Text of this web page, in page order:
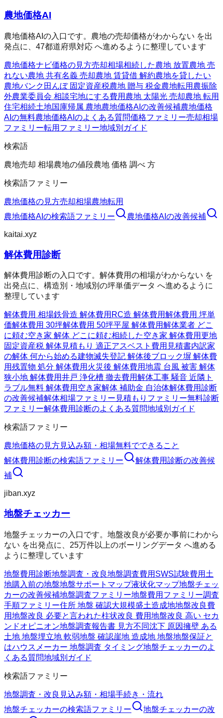
農地価格AI
農地価格AIの入口です。農地の売却価格がわからない を出
発点に、47都道府県対応 へ進めるように整理しています
農地価格ナビ価格の見方売却相場相続した農地 放置農地 売
れない農地 共有名義 売却農地 賃貸借 解約農地を貸したい
農地バンク 田んぼ 固定資産税農地 贈与 税金農地転用 農振除
外農業委員会 相談宅地にする費用 農地 太陽光 売却農地 転用
住宅相続土地国庫帰属 農地農地価格AIの改善候補農地価格
AIの無料農地価格AIのよくある質問価格ファミリー売却相場
ファミリー転用ファミリー地域別ガイド
検索語
農地売却 相場農地の値段農地 価格 調べ 方
検索語ファミリー
農地価格の見方売却相場農地転用
農地価格AI の検索語ファミリー 農地価格AI の改善候補
kaitai.xyz
解体費用診断
解体費用診断の入口です。解体費用の相場がわからない を
出発点に、構造別・地域別の坪単価データ へ進めるように
整理しています
解体費用 相場鉄骨造 解体費用 RC造 解体費用解体費用 坪単
価解体費用 30坪解体費用 50坪平屋 解体費用解体業者 どこ
に頼む空き家 解体 どこに頼む相続した空き家 解体費用更地
固定資産税 解体見積もり 適正アスベスト費用 見積書内訳家
の解体 何から始める建物滅失登記 解体後ブロック塀 解体費
用残置物 処分 解体費用 火災後 解体費用地震 台風 被害 解体
狭小地 解体費用井戸 浄化槽 撤去費用解体工事 騒音 近隣ト
ラブル無料 解体費用 空き家解体 補助金 自治体解体費用診断
の改善候補解体相場ファミリー 見積もりファミリー無料診断
ファミリー解体費用診断のよくある質問地域別ガイド
検索語ファミリー
農地価格の見方見込み額・相場無料でできること
解体費用診断の検索語ファミリー 解体費用診断の改善候
補
jiban.xyz
地盤チェッカー
地盤チェッカーの入口です。地盤改良が必要か事前にわから
ない を出発点に、25万件以上のボーリングデータ へ進める
ように整理しています
地盤費用診断地盤調査・改良地盤調査費用 SWS試験費用 土
地購入前の地盤地盤サポートマップ液状化マップ地盤チェッ
カーの改善候補地盤調査ファミリー地盤費用ファミリー調査
手順ファミリー住所 地盤 確認大規模盛土造成地地盤改良費
用地盤改良 必要と言われた柱状改良 費用地盤改良 高い セカ
ンドオピニオン地盤調査報告書 見方不同沈下 原因擁壁 ある
土地 地盤埋立地 軟弱地盤 確認崖地 造成地 地盤地盤保証と
はハウスメーカー 地盤調査 タイミング地盤チェッカーのよ
くある質問地域別ガイド
検索語ファミリー
地盤調査・改良 見込み額・相場手続き・流れ
地盤チェッカーの検索語ファミリー 地盤チェッカーの改